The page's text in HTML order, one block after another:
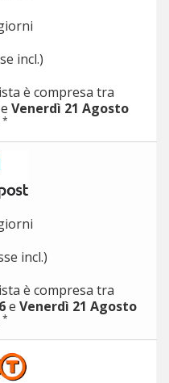
incl.)
è compresa tra
e Venerdì 21 Agosto
*
incl.)
è compresa tra
e Venerdì 21 Agosto
*